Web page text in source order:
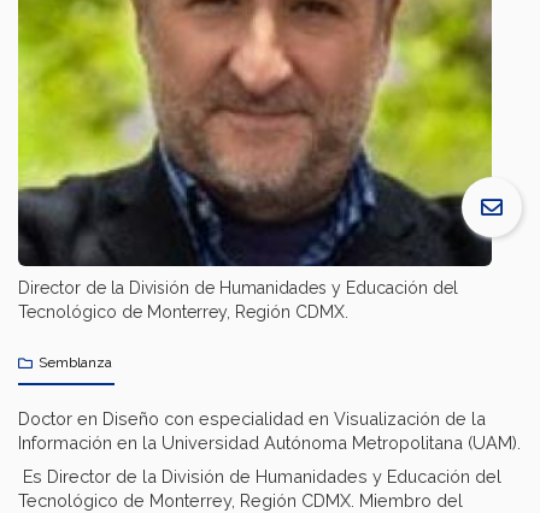
Director de la División de Humanidades y Educación del
Tecnológico de Monterrey, Región CDMX.
Semblanza
Doctor en Diseño con especialidad en Visualización de la
Información en la Universidad Autónoma Metropolitana (UAM).
Es Director de la División de Humanidades y Educación del
Tecnológico de Monterrey, Región CDMX. Miembro del